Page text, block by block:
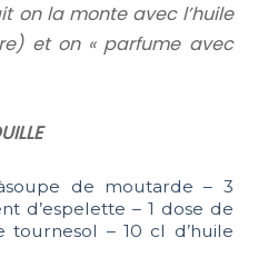
on la monte avec l’huile
et on « parfume avec
de moutarde – 3
d’espelette – 1 dose de
tournesol – 10 cl d’huile